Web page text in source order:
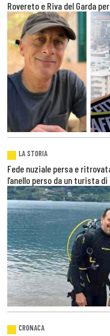
Rovereto e Riva del Garda
LA STORIA
Fede nuziale persa e
l’anello perso da un turista di
CRONACA